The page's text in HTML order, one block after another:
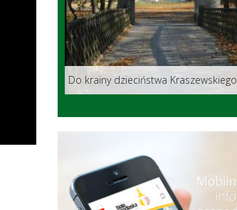
Do krainy dzieciństwa Kraszewskiego